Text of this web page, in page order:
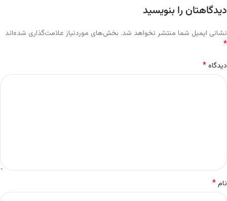
دیدگاهتان را بنویسید
نشانی ایمیل شما منتشر نخواهد شد. بخش‌های موردنیاز علامت‌گذاری شده‌اند
*
دیدگاه*
نام*